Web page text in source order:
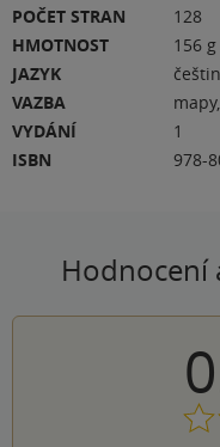
POČET STRAN
128
HMOTNOST
156 g
JAZYK
VAZBA
VYDÁNÍ
1
ISBN
978-
Hodnocení